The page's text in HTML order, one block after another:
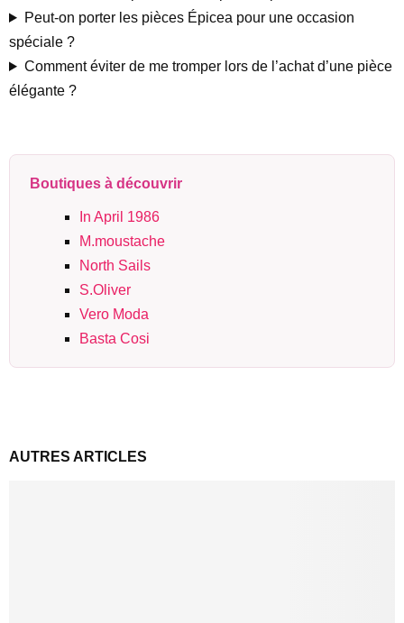
Peut-on porter les pièces Épicea pour une occasion
spéciale ?
Comment éviter de me tromper lors de l’achat d’une pièce
élégante ?
Boutiques à découvrir
In April 1986
M.moustache
North Sails
S.Oliver
Vero Moda
Basta Cosi
AUTRES ARTICLES